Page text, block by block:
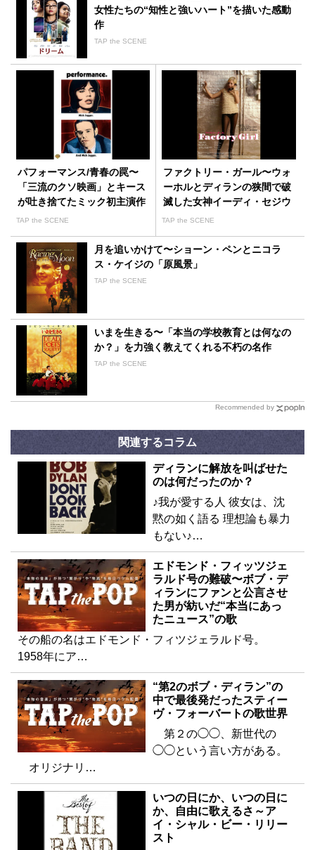
女性たちの“知性と強いハート”を描いた感動
作
TAP the SCENE
パフォーマンス/青春の罠〜
「三流のクソ映画」とキース
が吐き捨てたミック初主演作
TAP the SCENE
ファクトリー・ガール〜ウォ
ーホルとディランの狭間で破
滅した女神イーディ・セジウ
ィック
TAP the SCENE
月を追いかけて〜ショーン・ペンとニコラ
ス・ケイジの「原風景」
TAP the SCENE
いまを生きる〜「本当の学校教育とは何なの
か？」を力強く教えてくれる不朽の名作
TAP the SCENE
Recommended by
関連するコラム
ディランに解放を叫ばせた
のは何だったのか？
♪我が愛する人 彼女は、沈
黙の如く語る 理想論も暴力
もない♪…
エドモンド・フィッツジェ
ラルド号の難破〜ボブ・デ
ィランにファンと公言させ
た男が紡いだ“本当にあっ
たニュース”の歌
その船の名はエドモンド・フィツジェラルド号。
1958年にア…
“第2のボブ・ディラン”の
中で最後発だったスティー
ヴ・フォーバートの歌世界
第２の◯◯、新世代の
◯◯という言い方がある。
オリジナリ…
いつの日にか、いつの日に
か、自由に歌えるさ～ア
イ・シャル・ビー・リリー
スト